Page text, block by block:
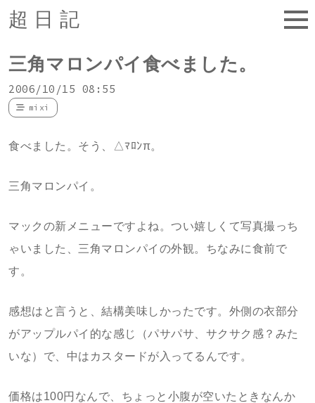
超日記
三角マロンパイ食べました。
2006/10/15 08:55
mixi
食べました。そう、△ﾏﾛﾝπ。
三角マロンパイ。
マックの新メニューですよね。つい嬉しくて写真撮っち
ゃいました、三角マロンパイの外観。ちなみに食前で
す。
感想はと言うと、結構美味しかったです。外側の衣部分
がアップルパイ的な感じ（パサパサ、サクサク感？みた
いな）で、中はカスタードが入ってるんです。
価格は100円なんで、ちょっと小腹が空いたときなんか